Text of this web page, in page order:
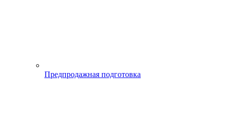
Предпродажная подготовка